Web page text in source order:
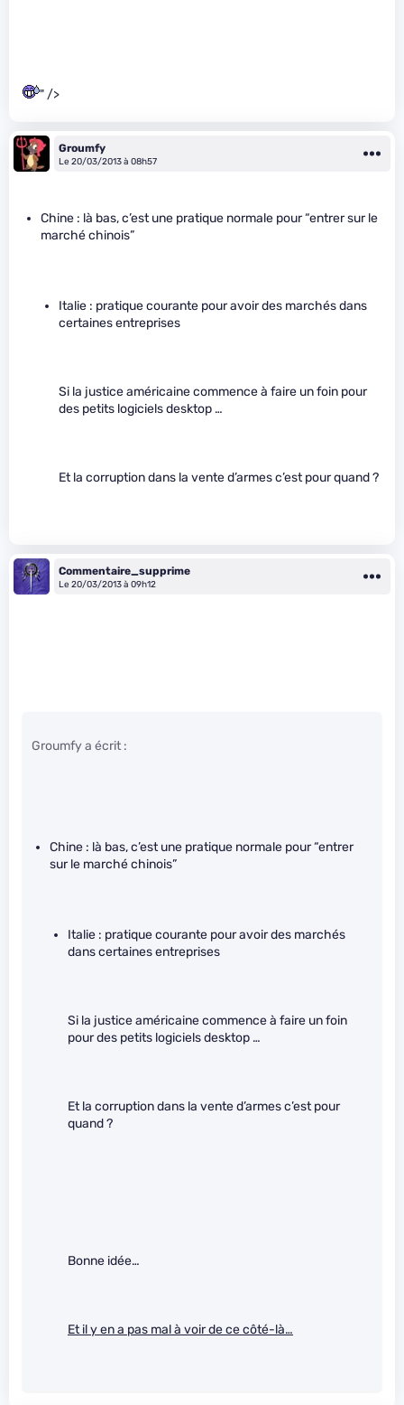
" />
Groumfy
Le 20/03/2013 à 08h57
Chine : là bas, c’est une pratique normale pour “entrer sur le
marché chinois”
Italie : pratique courante pour avoir des marchés dans
certaines entreprises
Si la justice américaine commence à faire un foin pour
des petits logiciels desktop …
Et la corruption dans la vente d’armes c’est pour quand ?
Commentaire_supprime
Le 20/03/2013 à 09h12
Groumfy a écrit :
Chine : là bas, c’est une pratique normale pour “entrer
sur le marché chinois”
Italie : pratique courante pour avoir des marchés
dans certaines entreprises
Si la justice américaine commence à faire un foin
pour des petits logiciels desktop …
Et la corruption dans la vente d’armes c’est pour
quand ?
Bonne idée…
Et il y en a pas mal à voir de ce côté-là…